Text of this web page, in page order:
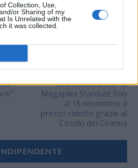
Collection, Use,
or Sharing of my
Is Unrelated with the
it was collected.
“Che vuoi che sia” al
Megaplex Stardust fino
al 16 novembre a
prezzo ridotto grazie al
Circolo del Cinema